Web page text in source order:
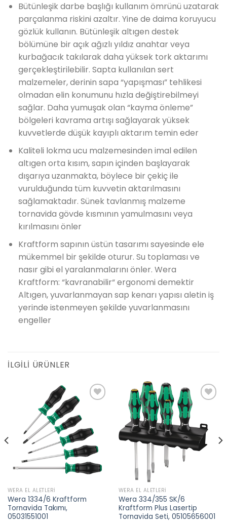
Bütünleşik darbe başlığı kullanım ömrünü uzatarak
parçalanma riskini azaltır. Yine de daima koruyucu
gözlük kullanın. Bütünleşik altıgen destek
bölümüne bir açık ağızlı yıldız anahtar veya
kurbağacık takılarak daha yüksek tork aktarımı
gerçekleştirilebilir. Sapta kullanılan sert
malzemeler, derinin sapa “yapışması” tehlikesi
olmadan elin konumunu hızla değiştirebilmeyi
sağlar. Daha yumuşak olan “kayma önleme”
bölgeleri kavrama artışı sağlayarak yüksek
kuvvetlerde düşük kayıplı aktarım temin eder
Kaliteli lokma ucu malzemesinden imal edilen
altıgen orta kısım, sapın içinden başlayarak
dışarıya uzanmakta, böylece bir çekiç ile
vurulduğunda tüm kuvvetin aktarılmasını
sağlamaktadır. Sünek tavlanmış malzeme
tornavida gövde kısmının yamulmasını veya
kırılmasını önler
Kraftform sapının üstün tasarımı sayesinde ele
mükemmel bir şekilde oturur. Su toplaması ve
nasır gibi el yaralanmalarını önler. Wera
Kraftform: “kavranabilir“ ergonomi demektir
Altıgen, yuvarlanmayan sap kenarı yapısı aletin iş
yerinde istenmeyen şekilde yuvarlanmasını
engeller
İLGILI ÜRÜNLER
wishlist
WERA EL ALETLERI
Wera 1334/6 Kraftform
Tornavida Takımı,
05031551001
Add to
wishlist
WERA EL ALETLERI
Wera 334/355 SK/6
Kraftform Plus Lasertip
Tornavida Seti, 05105656001